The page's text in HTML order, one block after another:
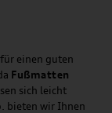
einen guten
Fußmatten
sich leicht
bieten wir Ihnen